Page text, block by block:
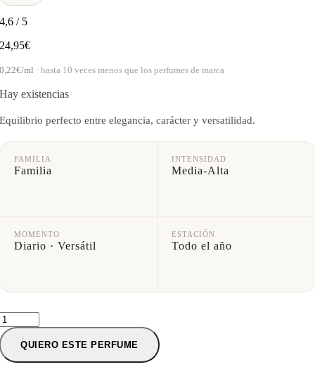
4,6 / 5
24,95€
0,22€/ml · hasta 10 veces menos que los perfumes de marca
Hay existencias
Equilibrio perfecto entre elegancia, carácter y versatilidad.
FAMILIA
Familia
INTENSIDAD
Media-Alta
MOMENTO
Diario · Versátil
ESTACIÓN
Todo el año
QUIERO ESTE PERFUME